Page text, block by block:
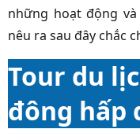
những hoạt động
nêu ra sau đây chắc
Tour du
đông hấp